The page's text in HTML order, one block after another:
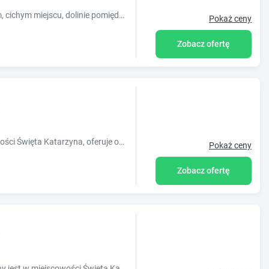
Agroturystyka położona w klimatycznym, cichym miejscu, dolinie pomiędzy pasmem Jeleniogórskim a Świętokrzyskim Parkiem Narodowym. Pokaż ceny
Zobacz ofertę
Obiekt Jodełka, usytuowany w miejscowości Święta Katarzyna, oferuje ogród, bezpłatny prywatny parking, taras oraz bar. Odległość ważnych mie Pokaż ceny
Zobacz ofertę